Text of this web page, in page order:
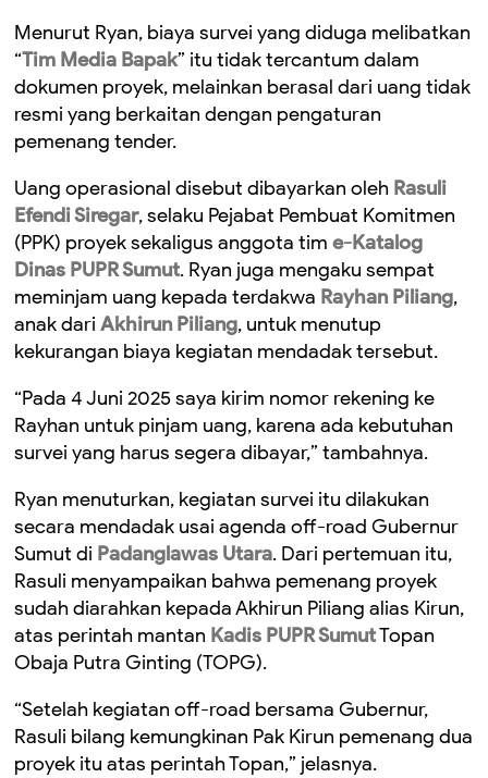
Menurut Ryan, biaya survei yang diduga melibatkan
“Tim Media Bapak” itu tidak tercantum dalam
dokumen proyek, melainkan berasal dari uang tidak
resmi yang berkaitan dengan pengaturan
pemenang tender.
Uang operasional disebut dibayarkan oleh Rasuli
Efendi Siregar, selaku Pejabat Pembuat Komitmen
(PPK) proyek sekaligus anggota tim e-Katalog
Dinas PUPR Sumut. Ryan juga mengaku sempat
meminjam uang kepada terdakwa Rayhan Piliang,
anak dari Akhirun Piliang, untuk menutup
kekurangan biaya kegiatan mendadak tersebut.
“Pada 4 Juni 2025 saya kirim nomor rekening ke
Rayhan untuk pinjam uang, karena ada kebutuhan
survei yang harus segera dibayar,” tambahnya.
Ryan menuturkan, kegiatan survei itu dilakukan
secara mendadak usai agenda off-road Gubernur
Sumut di Padanglawas Utara. Dari pertemuan itu,
Rasuli menyampaikan bahwa pemenang proyek
sudah diarahkan kepada Akhirun Piliang alias Kirun,
atas perintah mantan Kadis PUPR SumutTopan
Obaja Putra Ginting (TOPG).
“Setelah kegiatan off-road bersama Gubernur,
Rasuli bilang kemungkinan Pak Kirun pemenang dua
proyek itu atas perintah Topan,” jelasnya.